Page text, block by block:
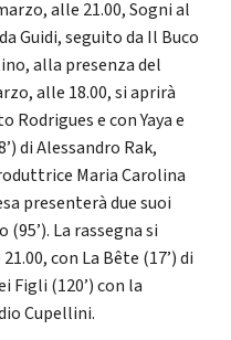
alle 21.00, Sogni al
Guidi, seguito da Il Buco
alla presenza del
alle 18.00, si aprirà
Rodrigues e con Yaya e
di Alessandro Rak,
Maria Carolina
presenterà due suoi
La rassegna si
con La Bête (17’) di
Figli (120’) con la
Cupellini.